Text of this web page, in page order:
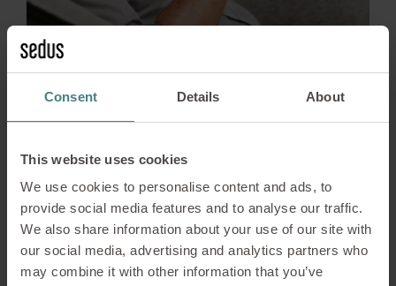
Consent Details About
This website uses cookies
We use cookies to personalise content and ads, to
provide social media features and to analyse our traffic.
We also share information about your use of our site with
our social media, advertising and analytics partners who
may combine it with other information that you’ve
Front offen, Rücken stark:
Das Dual-Design von
se:cove im
Planungscheck
In offenen Arbeitswelten entscheidet nicht nur